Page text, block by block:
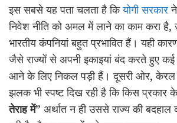
इस सबसे यह पता चलता है कियोगी सरकार
निवेश नीति को अमल में लाने का काम करा
भारतीय कंपनियां बहुत प्रभावित हैं। यही
जैसे राज्यों से अपनी इकाइयां बंद करते हुए कई
आने के लिए निकल पड़ी हैं। दूसरी ओर,
झलक भी स्पष्ट दिख रही है कि किस प्रकार
तेराह में” अर्थात न ही उससे राज्य की बदहाल